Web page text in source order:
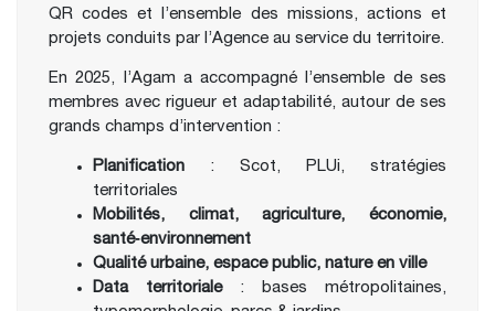
QR codes et l’ensemble des missions, actions et
projets conduits par l’Agence au service du territoire.
En 2025, l’Agam a accompagné l’ensemble de ses
membres avec rigueur et adaptabilité, autour de ses
grands champs d’intervention :
Planification : Scot, PLUi, stratégies
territoriales
Mobilités, climat, agriculture, économie,
santé‑environnement
Qualité urbaine, espace public, nature en ville
Data territoriale: bases métropolitaines,